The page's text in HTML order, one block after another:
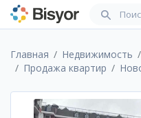
Главная Недвижимость
Продажа квартир